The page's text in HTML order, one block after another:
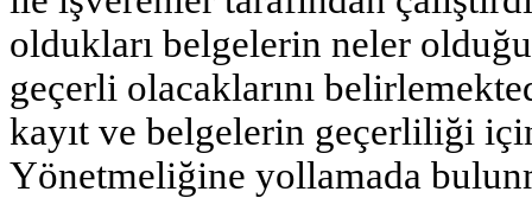
oldukları belgelerin neler
geçerli olacaklarını
kayıt ve belgelerin geçerliliği
Yönetmeliğine yollamada